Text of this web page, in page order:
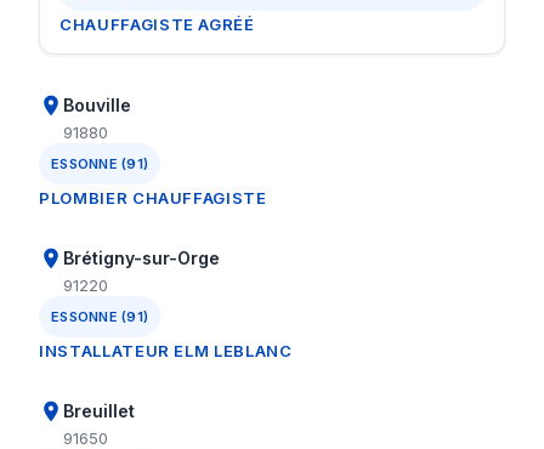
CHAUFFAGISTE AGRÉÉ
Bouville
91880
ESSONNE (91)
PLOMBIER CHAUFFAGISTE
Brétigny-sur-Orge
91220
ESSONNE (91)
INSTALLATEUR ELM LEBLANC
Breuillet
91650